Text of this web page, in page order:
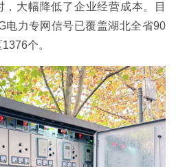
大幅降低了企业经营成本。目
电力专网信号已覆盖湖北全省90
个。